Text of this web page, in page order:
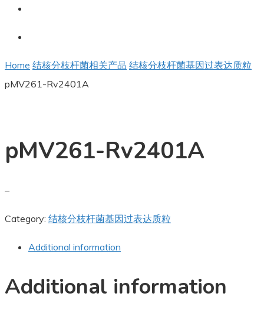
Home 结核分枝杆菌相关产品 结核分枝杆菌基因过表达质粒
pMV261-Rv2401A
pMV261-Rv2401A
–
Category: 结核分枝杆菌基因过表达质粒
Additional information
Additional information